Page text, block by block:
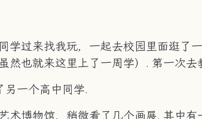
学过来找我玩，一起去校园里面逛
虽然也就来这里上了一周学）. 第一次
另一个高中同学.
术博物馆，稍微看了几个画展. 其中